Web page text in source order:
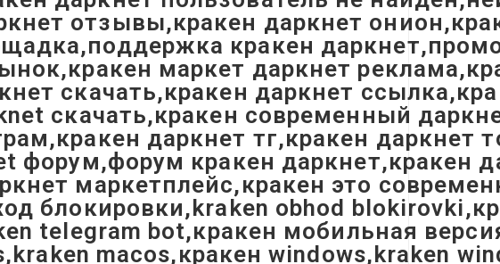
отзывы,кракен даркнет
кракен
маркет даркнет
скачать,кракен даркнет
скачать,кракен современный
даркнет тг,кракен даркнет
форум,форум кракен даркнет,кракен
маркетплейс,кракен это
блокировки,kraken obhod
telegram bot,кракен мобильная
macos,кракен windows,kraken